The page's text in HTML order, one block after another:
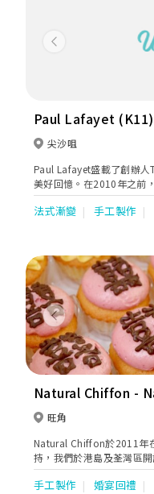
Previous
Paul Lafayet (K11)
尖沙咀
Paul Lafayet盛載了創辦
美好回憶。在2010年之前
式甜品。Toni看準這個契
欣賞到這種難能可貴的美
法式漸變 手工製作
Previous
Natural Chiffon -
Bakery
旺角
Natural Chiffon於2011年
持，我們於港島及荃灣區
購及提取蛋糕。 在蛋糕創
素、無香精一直是我們的
手工製作 婚宴回禮